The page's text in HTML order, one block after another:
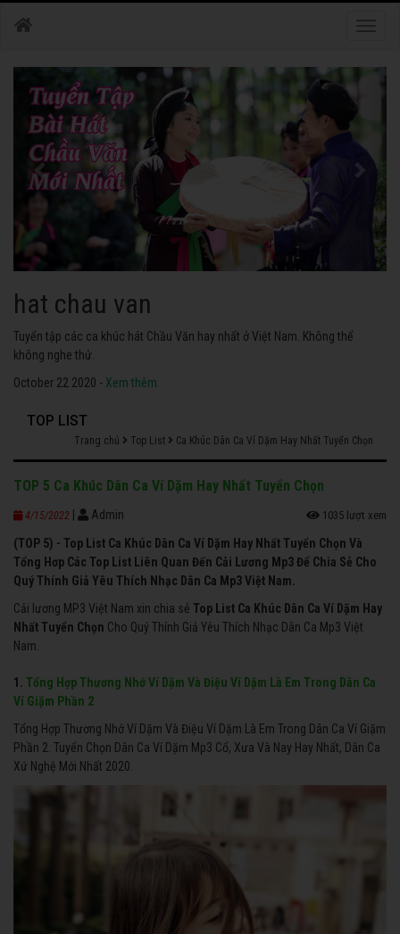
hat chau van
Tuyển tập các ca khúc hát Chầu Văn hay nhất ở Việt Nam. Không thể
không nghe thử.
October 22 2020 - Xem thêm
TOP LIST
Trang chủ Top List Ca Khúc Dân Ca Ví Dặm Hay Nhất Tuyển Chọn
TOP 5 Ca Khúc Dân Ca Ví Dặm Hay Nhất Tuyển Chọn
4/15/2022 Admin 1035 lượt xem
(TOP 5) - Top List Ca Khúc Dân Ca Ví Dặm Hay Nhất Tuyển Chọn Và
Tổng Hơp Các Top List Liên Quan Đến Cải Lương Mp3 Để Chia Sẻ Cho
Quý Thính Giả Yêu Thích Nhạc Dân Ca Mp3 Việt Nam.
Cải lương MP3 Việt Nam xin chia sẻ Top List Ca Khúc Dân Ca Ví Dặm Hay
Nhất Tuyển Chọn Cho Quý Thính Giả Yêu Thích Nhạc Dân Ca Mp3 Việt
Nam.
1. Tổng Hợp Thương Nhớ Ví Dặm Và Điệu Ví Dặm Là Em Trong Dân Ca
Ví Giặm Phần 2
Tổng Hợp Thương Nhớ Ví Dặm Và Điệu Ví Dặm Là Em Trong Dân Ca Ví Giặm
Phần 2. Tuyển Chọn Dân Ca Ví Dặm Mp3 Cổ, Xưa Và Nay Hay Nhất, Dân Ca
Xứ Nghệ Mới Nhất 2020.